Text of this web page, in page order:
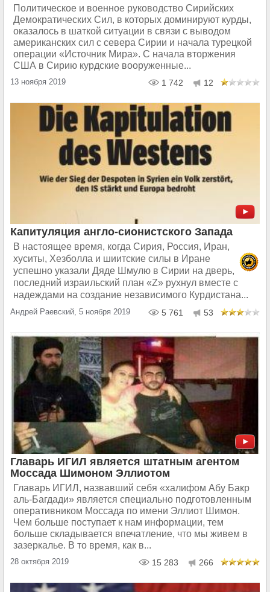
Политическое и военное руководство Сирийских
Демократических Сил, в которых доминируют курды,
оказалось в шаткой ситуации в связи с выводом
американских сил с севера Сирии и начала турецкой
операции «Источник Мира». С начала вторжения
США в Сирию курдские вооруженные...
13 ноября 2019 1 742 12
Капитуляция англо-сионистского Запада
В настоящее время, когда Сирия, Россия, Иран,
хуситы, Хезболла и шиитские силы в Иране
успешно указали Дяде Шмулю в Сирии на дверь,
последний израильский план «Z» рухнул вместе с
надеждами на создание независимого Курдистана...
Андрей Раевский, 5 ноября 2019 5 761 53
Главарь ИГИЛ является штатным агентом
Моссада Шимоном Эллиотом
Главарь ИГИЛ, назвавший себя «халифом Абу Бакр
аль-Багдади» является специально подготовленным
оперативником Моссада по имени Эллиот Шимон.
Чем больше поступает к нам информации, тем
больше складывается впечатление, что мы живем в
зазеркалье. В то время, как в...
28 октября 2019 15 283 266